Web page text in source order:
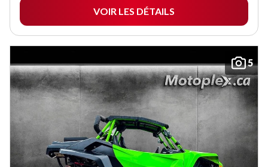
VOIR LES DÉTAILS
5